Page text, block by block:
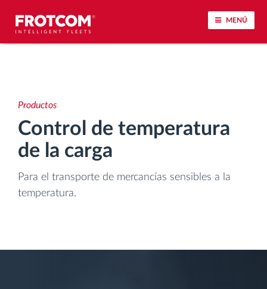
MENÚ
Análisis de la conducta en la conducción
Seguimiento del tiempo de conducción
Descarga remota del tacógrafo
Productos
Control de temperatura
de la carga
Para el transporte de mercancías sensibles a la
temperatura.